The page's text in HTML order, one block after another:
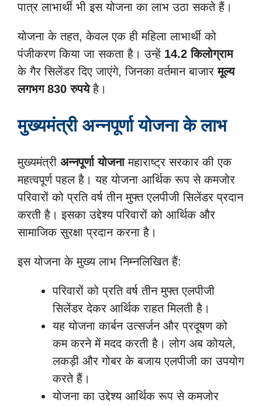
पात्र लाभार्थी भी इस योजना का लाभ उठा सकते हैं।
योजना के तहत, केवल एक ही महिला लाभार्थी को
पंजीकरण किया जा सकता है। उन्हें 14.2 किलोग्राम
के गैर सिलेंडर दिए जाएंगे, जिनका वर्तमान बाजारमूल्य
लगभग 830 रुपयेहै।
मुख्यमंत्री अन्नपूर्णा योजना के लाभ
मुख्यमंत्री अन्नपूर्णा योजनामहाराष्ट्र सरकार की एक
महत्वपूर्ण पहल है। यह योजना आर्थिक रूप से कमजोर
परिवारों को प्रति वर्ष तीन मुफ्त एलपीजी सिलेंडर प्रदान
करती है। इसका उद्देश्य परिवारों को आर्थिक और
सामाजिक सुरक्षा प्रदान करना है।
इस योजना के मुख्य लाभ निम्नलिखित हैं:
परिवारों को प्रति वर्ष तीन मुफ्त एलपीजी
सिलेंडर देकर आर्थिक राहत मिलती है।
यह योजना कार्बन उत्सर्जन और प्रदूषण को
कम करने में मदद करती है। लोग अब कोयले,
लकड़ी और गोबर के बजाय एलपीजी का उपयोग
करते हैं।
योजना का उद्देश्य आर्थिक रूप से कमजोर